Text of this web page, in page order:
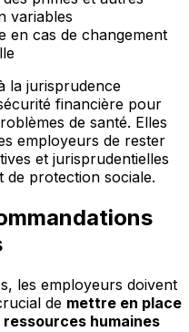
variables
en cas de changement
la jurisprudence
financière pour
de santé. Elles
employeurs de rester
et jurisprudentielles
de protection sociale.
les employeurs doivent
de mettre en place
humaines